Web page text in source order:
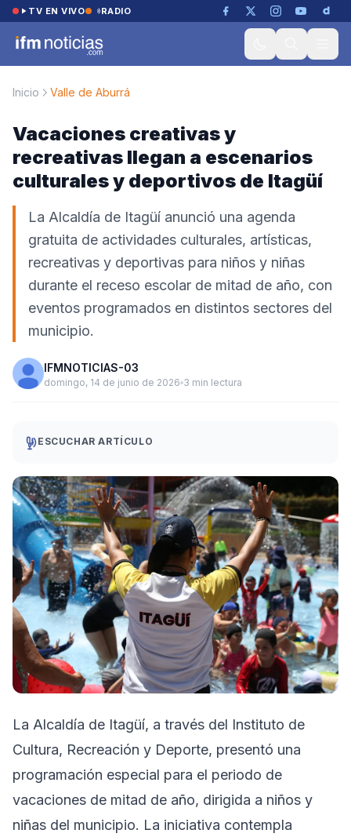
Saltar al contenido
TV EN VIVO RADIO
Inicio Valle de Aburrá
Vacaciones creativas y
recreativas llegan a escenarios
culturales y deportivos de Itagüí
La Alcaldía de Itagüí anunció una agenda
gratuita de actividades culturales, artísticas,
recreativas y deportivas para niños y niñas
durante el receso escolar de mitad de año, con
eventos programados en distintos sectores del
municipio.
IFMNOTICIAS-03
domingo, 14 de junio de 2026 3 min lectura
ESCUCHAR ARTÍCULO
La Alcaldía de Itagüí, a través del Instituto de
Cultura, Recreación y Deporte, presentó una
programación especial para el periodo de
vacaciones de mitad de año, dirigida a niños y
niñas del municipio. La iniciativa contempla